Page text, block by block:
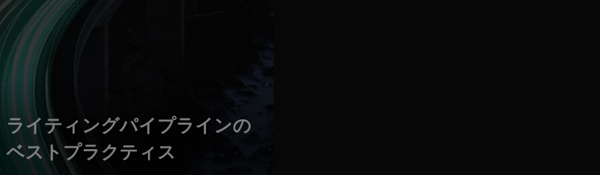
ライティングパイプラインの
ベストプラクティス